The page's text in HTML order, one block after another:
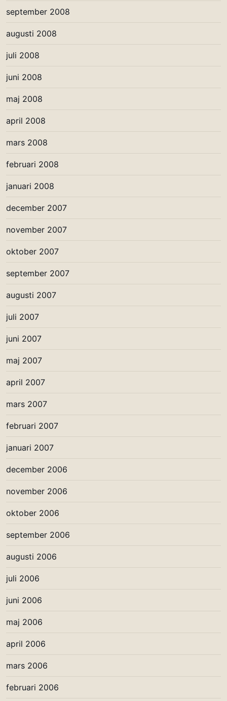
september 2008
augusti 2008
juli 2008
juni 2008
maj 2008
april 2008
mars 2008
februari 2008
januari 2008
december 2007
november 2007
oktober 2007
september 2007
augusti 2007
juli 2007
juni 2007
maj 2007
april 2007
mars 2007
februari 2007
januari 2007
december 2006
november 2006
oktober 2006
september 2006
augusti 2006
juli 2006
juni 2006
maj 2006
april 2006
mars 2006
februari 2006